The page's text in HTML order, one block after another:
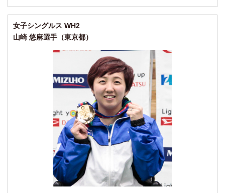
女子シングルス WH2
山崎 悠麻選手（東京都）